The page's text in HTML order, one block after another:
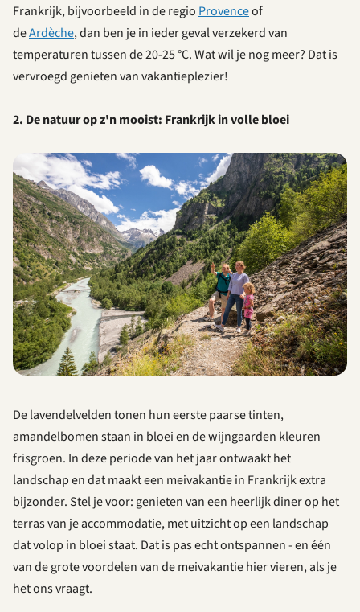
Frankrijk, bijvoorbeeld in de regio Provenceof
deArdèche, dan ben je in ieder geval verzekerd van
temperaturen tussen de 20-25 °C. Wat wil je nog meer? Dat is
vervroegd genieten van vakantieplezier!
2. De natuur op z'n mooist: Frankrijk in volle bloei
De lavendelvelden tonen hun eerste paarse tinten,
amandelbomen staan in bloei en de wijngaarden kleuren
frisgroen. In deze periode van het jaar ontwaakt het
landschap en dat maakt een meivakantie in Frankrijk extra
bijzonder. Stel je voor: genieten van een heerlijk diner op het
terras van je accommodatie, met uitzicht op een landschap
dat volop in bloei staat. Dat is pas echt ontspannen - en één
van de grote voordelen van de meivakantie hier vieren, als je
het ons vraagt.